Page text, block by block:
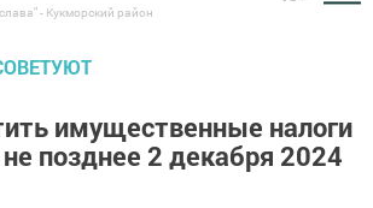
- Кукморский район
имущественные налоги
позднее 2 декабря 2024